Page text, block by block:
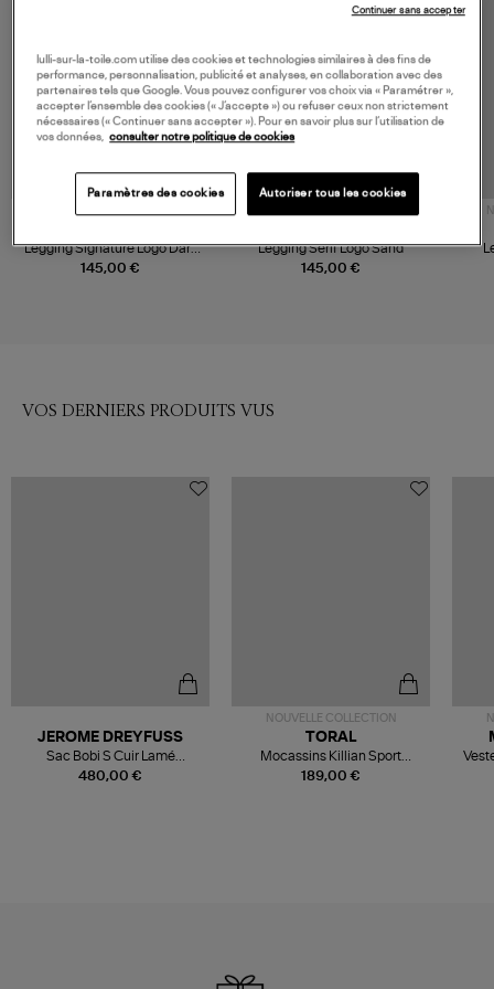
145,00 €
Legging Signature Logo Dark
Navy
145,00 €
Legging Serif Logo Sand
VOS DERNIERS PRODUITS VUS
480,00 €
JEROME DREYFUSS
Sac Bobi S Cuir Lamé
Champagne
NOUVELLE COLLECTION
189,00 €
TORAL
Mocassins Killian Sport
Mousse
lulli-sur-la-toile.com utilise des cookies et technologies similaires à des fins de
performance, personnalisation, publicité et analyses, en collaboration avec des
partenaires tels que Google. Vous pouvez configurer vos choix via « Paramétrer »,
accepter l’ensemble des cookies (« J’accepte ») ou refuser ceux non strictement
nécessaires (« Continuer sans accepter »). Pour en savoir plus sur l’utilisation de
vos données,
consulter notre politique de cookies
Paramètres des cookies Autoriser tous les cookies
Continuer sans accepter